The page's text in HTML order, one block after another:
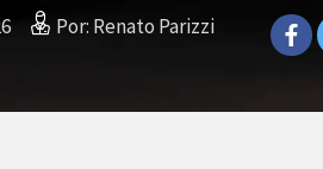
Por: Renato Parizzi